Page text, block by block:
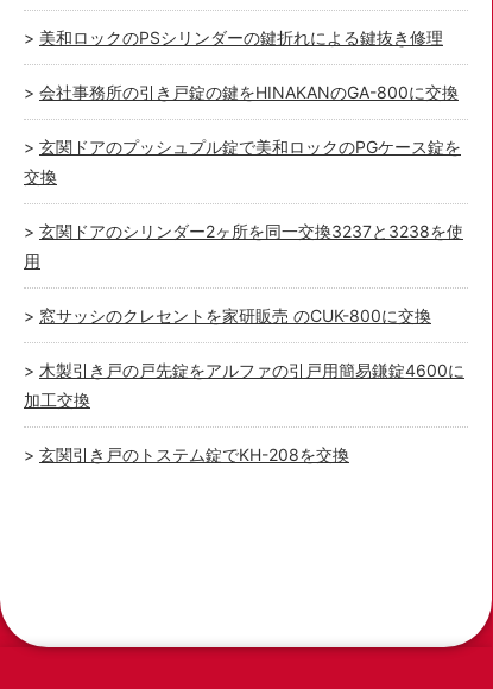
美和ロックのPSシリンダーの鍵折れによる鍵抜き修理
会社事務所の引き戸錠の鍵をHINAKANのGA-800に交換
玄関ドアのプッシュプル錠で美和ロックのPGケース錠を
交換
玄関ドアのシリンダー2ヶ所を同一交換3237と3238を使
用
窓サッシのクレセントを家研販売 のCUK-800に交換
木製引き戸の戸先錠をアルファの引戸用簡易鎌錠4600に
加工交換
玄関引き戸のトステム錠でKH-208を交換